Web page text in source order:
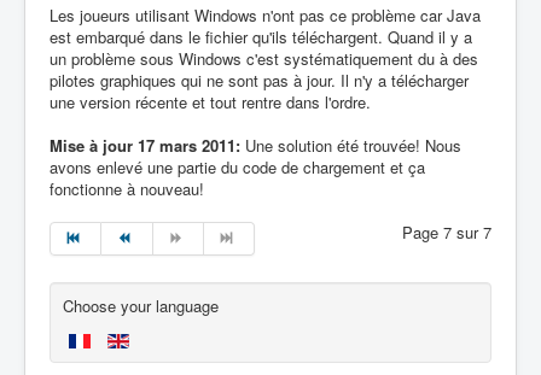
Les joueurs utilisant Windows n'ont pas ce problème car Java
est embarqué dans le fichier qu'ils téléchargent. Quand il y a
un problème sous Windows c'est systématiquement du à des
pilotes graphiques qui ne sont pas à jour. Il n'y a télécharger
une version récente et tout rentre dans l'ordre.
Mise à jour 17 mars 2011: Une solution été trouvée! Nous
avons enlevé une partie du code de chargement et ça
fonctionne à nouveau!
Page 7 sur 7
Choose your language